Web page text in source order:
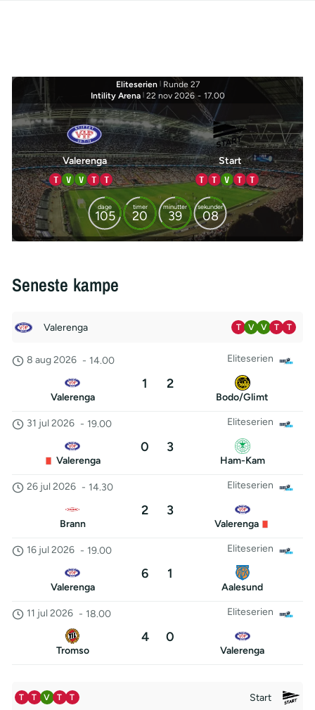
Eliteserien | Runde 27
Intility Arena | 22 nov 2026 - 17.00
Valerenga
T V V T T
Start
T T V T T
dage
105
timer
20
minutter
39
sekunder
08
Seneste kampe
Valerenga T V V T T
Eliteserien
8 aug 2026 - 14.00
Valerenga
1 2
Bodo/Glimt
Eliteserien
31 jul 2026 - 19.00
Valerenga
0 3
Ham-Kam
Eliteserien
26 jul 2026 - 14.30
Brann
2 3
Valerenga
Eliteserien
16 jul 2026 - 19.00
Valerenga
6 1
Aalesund
Eliteserien
11 jul 2026 - 18.00
Tromso
4 0
Valerenga
Start
T T V T T